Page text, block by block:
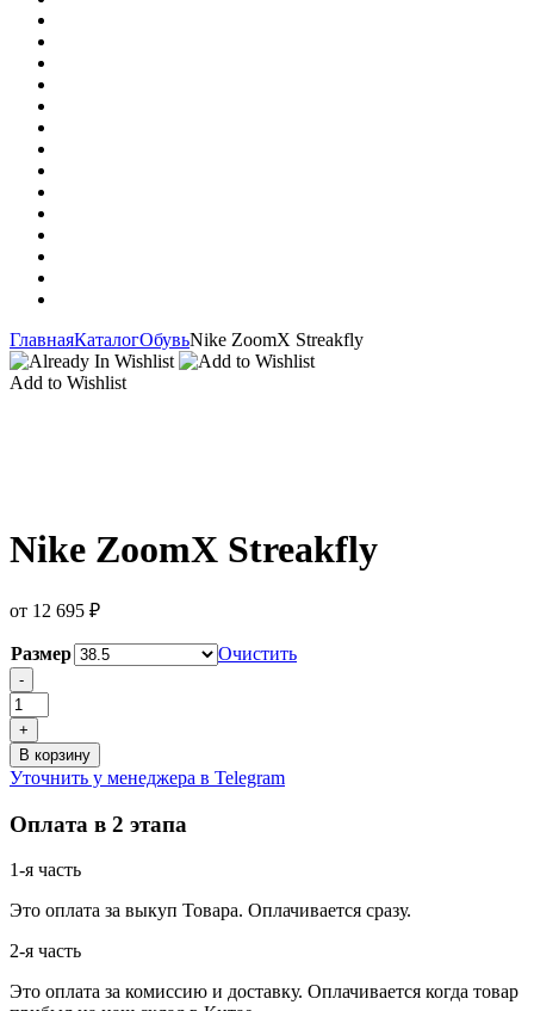
ГлавнаяКаталогОбувьNike ZoomX Streakfly
Add to Wishlist
Nike ZoomX Streakfly
от 12 695 ₽
Размер
Очистить
Количество
товара
Nike
ZoomX
Streakfly
-
+
В корзину
Уточнить у менеджера в Telegram
Оплата в 2 этапа
1-я часть
Это оплата за выкуп Товара. Оплачивается сразу.
2-я часть
Это оплата за комиссию и доставку. Оплачивается когда товар